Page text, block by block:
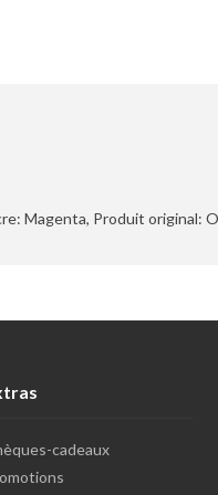
Magenta, Produit original:
cadeaux